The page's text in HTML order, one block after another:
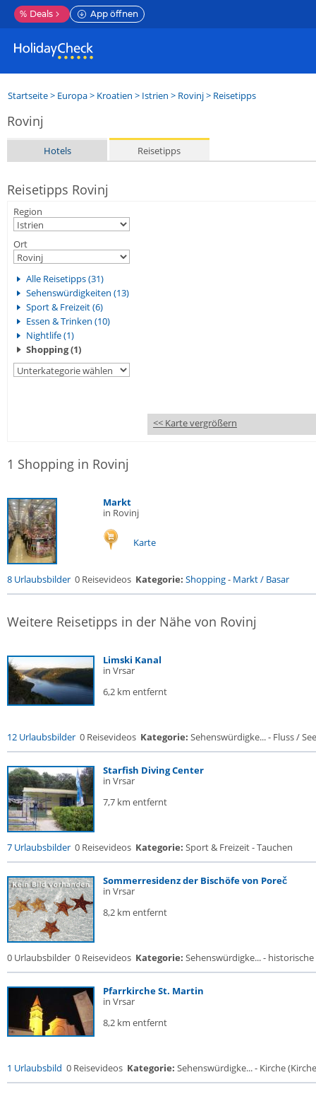
% Deals App öffnen
Startseite> Europa> Kroatien > Istrien > Rovinj> Reisetipps
Rovinj
Hotels Reisetipps
Reisetipps Rovinj
Region
Ort
Alle Reisetipps (31)
Sehenswürdigkeiten (13)
Sport & Freizeit (6)
Essen & Trinken (10)
Nightlife (1)
Shopping (1)
<< Karte vergrößern
1 Shopping in Rovinj
Markt
in Rovinj
Karte
8 Urlaubsbilder 0 Reisevideos Kategorie: Shopping- Markt / Basar
Weitere Reisetipps in der Nähe von Rovinj
Limski Kanal
in Vrsar
6,2 km entfernt
12 Urlaubsbilder 0 Reisevideos Kategorie: Sehenswürdigke... - Fluss /
Starfish Diving Center
in Vrsar
7,7 km entfernt
7 Urlaubsbilder 0 Reisevideos Kategorie: Sport & Freizeit - Tauchen
Sommerresidenz der Bischöfe von Poreč
in Vrsar
8,2 km entfernt
0 Urlaubsbilder 0 Reisevideos Kategorie: Sehenswürdigke... - historische
Pfarrkirche St. Martin
in Vrsar
8,2 km entfernt
1 Urlaubsbild 0 Reisevideos Kategorie: Sehenswürdigke... - Kirche